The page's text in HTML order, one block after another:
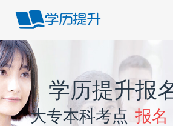
学历提升报
大专本科考点 报名